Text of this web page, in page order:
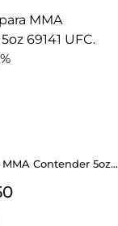
Contender 5oz...